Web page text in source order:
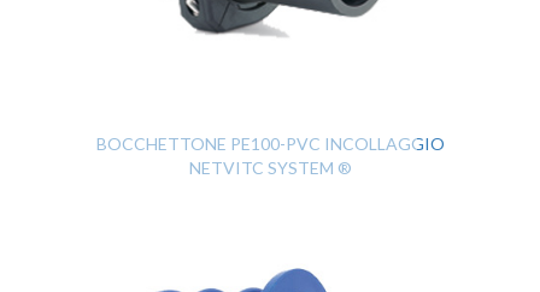
BOCCHETTONE PE100-PVC INCOLLAGGIO
NETVITC SYSTEM ®